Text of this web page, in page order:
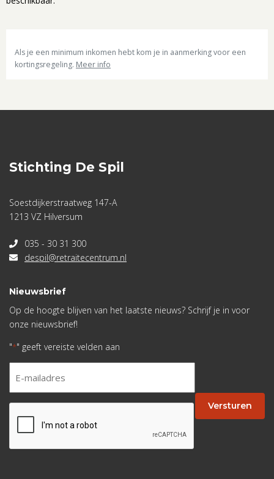
Als je een minimum inkomen hebt kom je in aanmerking voor een
kortingsregeling. Meer info
Stichting De Spil
Soestdijkerstraatweg 147-A
1213 VZ Hilversum
035 - 30 31 300
despil@retraitecentrum.nl
Nieuwsbrief
Op de hoogte blijven van het laatste nieuws? Schrijf je in voor
onze nieuwsbrief!
"*" geeft vereiste velden aan
* Versturen